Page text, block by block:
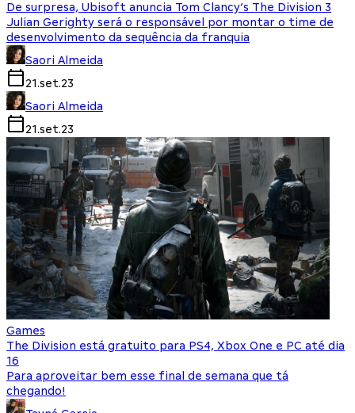
De surpresa, Ubisoft anuncia Tom Clancy’s The Division 3
Julian Gerighty será o responsável por montar o time de
desenvolvimento da sequência da franquia
Saori Almeida
21.set.23
Saori Almeida
21.set.23
Games
The Division está gratuito para PS4, Xbox One e PC até dia
16
Para aproveitar bem esse final de semana que tá
chegando!